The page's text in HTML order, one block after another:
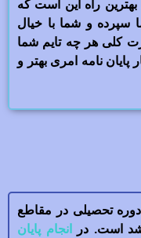
بهترین راه این است که
سپرده و شما با خیال
کلی هر چه تایم شما
پایان نامه امری بهتر و
تحصیلی در مقاطع
است. در
انجام پایان